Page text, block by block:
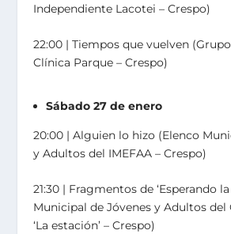
Independiente Lacotei – Crespo)
22:00 ǀ Tiempos que vuelven
Clínica Parque – Crespo)
Sábado 27 de enero
20:00 ǀ Alguien lo hizo (Elenco
y Adultos del IMEFAA – Crespo)
21:30 ǀ Fragmentos de ‘Esperando
Municipal de Jóvenes y Adultos
‘La estación’ – Crespo)